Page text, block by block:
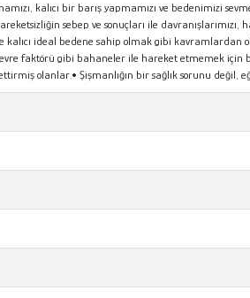
kalıcı bir barış yapmamızı ve bedenimizi
sebep ve sonuçları ile
ideal bedene sahip olmak gibi kavramlardan
faktörü gibi bahaneler ile hareket etmemek için
olanlar.• Şişmanlığın bir sağlık sorunu değil,